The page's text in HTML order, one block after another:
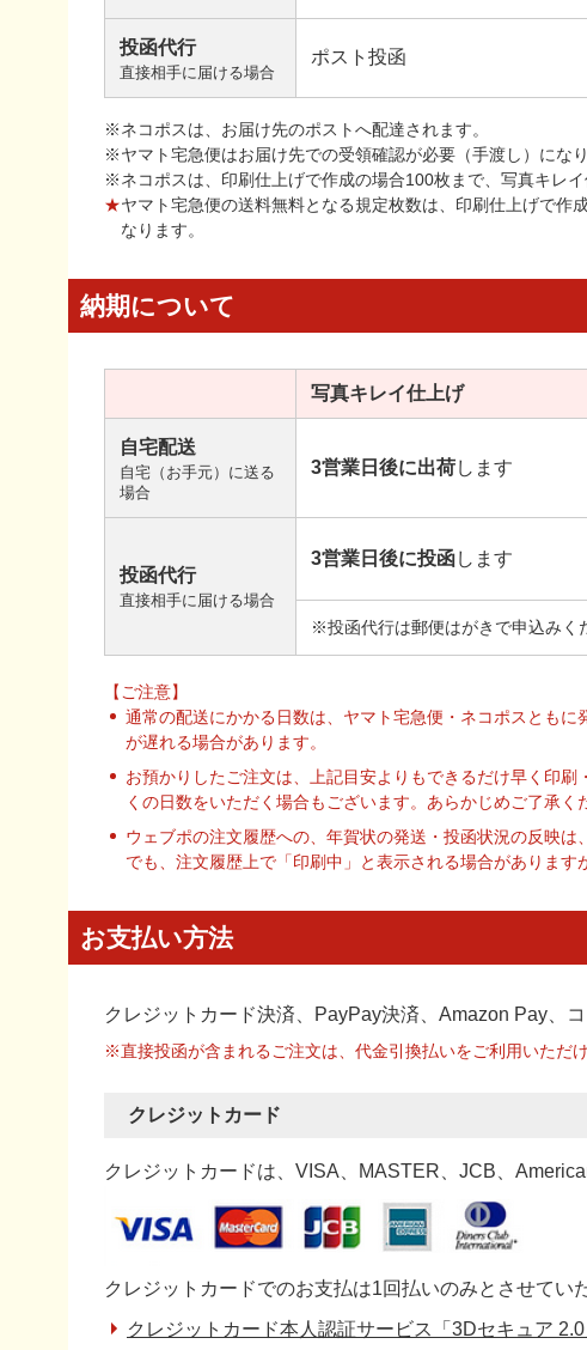
投函代行
直接相手に届ける場合
ポスト投函
※ネコポスは、お届け先のポストへ配達されます。
※ヤマト宅急便はお届け先での受領確認が必要（手渡し）になり
※ネコポスは、印刷仕上げで作成の場合100枚まで、写真キレ
★ヤマト宅急便の送料無料となる規定枚数は、印刷仕上げで作
なります。
納期について
写真キレイ仕上げ
自宅配送
自宅（お手元）に送る
場合
3営業日後に出荷します
投函代行
直接相手に届ける場合
3営業日後に投函します
※投函代行は郵便はがきで申込みく
【ご注意】
通常の配送にかかる日数は、ヤマト宅急便・ネコポスとも
が遅れる場合があります。
お預かりしたご注文は、上記目安よりもできるだけ早く印
くの日数をいただく場合もございます。あらかじめご了承く
ウェブポの注文履歴への、年賀状の発送・投函状況の反映
でも、注文履歴上で「印刷中」と表示される場合があります
お支払い方法
クレジットカード決済、PayPay決済 、Amazon Pay、
※直接投函が含まれるご注文は、代金引換払いをご利用いただけ
クレジットカード
クレジットカードは、VISA、MASTER、JCB、
クレジットカードでのお支払は1回払いのみとさせてい
クレジットカード本人認証サービス「3Dセキュア